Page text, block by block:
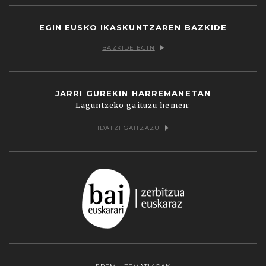
EGIN EUSKO IKASKUNTZAREN BAZKIDE
BAZKIDE EGIN
JARRI GUREKIN HARREMANETAN
Laguntzeko gaituzu hemen:
IDATZI GAITZAZU